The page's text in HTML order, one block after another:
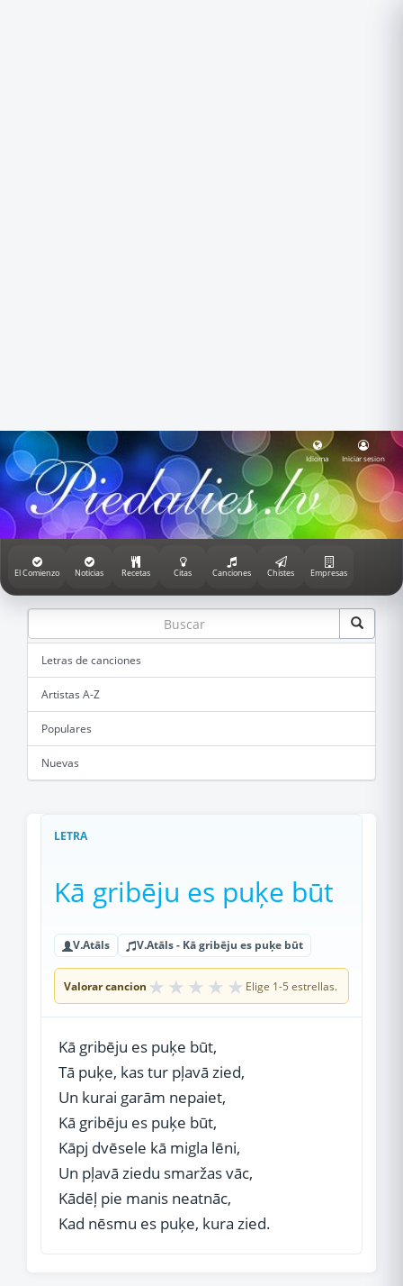
Idioma Iniciar sesion
El Comienzo Noticias Recetas Citas Canciones Chistes Empresas
Letras de canciones
Artistas A-Z
Populares
Nuevas
LETRA
Kā gribēju es puķe būt
V.Atāls V.Atāls - Kā gribēju es puķe būt
Valorar cancion ★ ★ ★ ★ ★ Elige 1-5 estrellas.
Kā gribēju es puķe būt,
Tā puķe, kas tur pļavā zied,
Un kurai garām nepaiet,
Kā gribēju es puķe būt,
Kāpj dvēsele kā migla lēni,
Un pļavā ziedu smaržas vāc,
Kādēļ pie manis neatnāc,
Kad nēsmu es puķe, kura zied.